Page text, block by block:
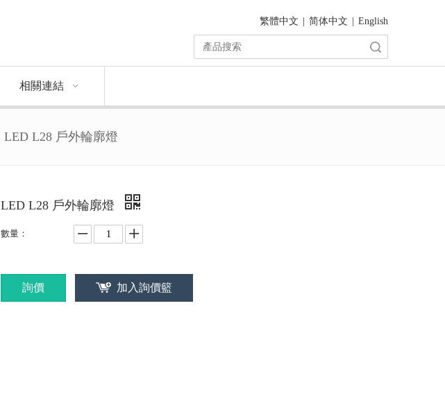
繁體中文 简体中文 English
相關連結
LED L28 戶外輪廓燈
LED L28 戶外輪廓燈
數量：
詢價 加入詢價籃